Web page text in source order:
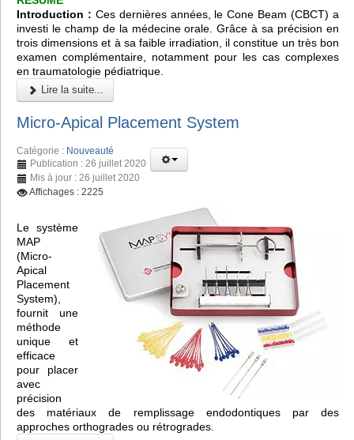
Introduction : Ces dernières années, leCone Beam (CBCT)a
investi le champ de la médecine orale. Grâce à sa précision en
trois dimensions et à sa faible irradiation, il constitue un très bon
examen complémentaire, notamment pour les cas complexes
en traumatologie pédiatrique.
Lire la suite...
Micro-Apical Placement System
Catégorie : Nouveauté
Publication : 26 juillet 2020
Mis à jour : 26 juillet 2020
Affichages : 2225
Le système
MAP
(Micro-
Apical
Placement
System),
fournit une
méthode
unique et
efficace
pour placer
avec
précision
des matériaux de remplissage endodontiques par des
approches orthogrades ou rétrogrades.